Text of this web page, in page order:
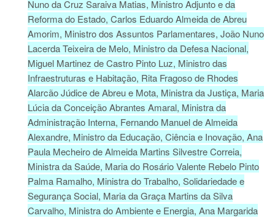
Nuno da Cruz Saraiva Matias, Ministro Adjunto e da
Reforma do Estado, Carlos Eduardo Almeida de Abreu
Amorim, Ministro dos Assuntos Parlamentares, João Nuno
Lacerda Teixeira de Melo, Ministro da Defesa Nacional,
Miguel Martinez de Castro Pinto Luz, Ministro das
Infraestruturas e Habitação, Rita Fragoso de Rhodes
Alarcão Júdice de Abreu e Mota, Ministra da Justiça, Maria
Lúcia da Conceição Abrantes Amaral, Ministra da
Administração Interna, Fernando Manuel de Almeida
Alexandre, Ministro da Educação, Ciência e Inovação, Ana
Paula Mecheiro de Almeida Martins Silvestre Correia,
Ministra da Saúde, Maria do Rosário Valente Rebelo Pinto
Palma Ramalho, Ministra do Trabalho, Solidariedade e
Segurança Social, Maria da Graça Martins da Silva
Carvalho, Ministra do Ambiente e Energia, Ana Margarida